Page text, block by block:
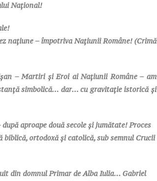
Național!
națiune – împotriva Națiunii Române! (Crimă
– Martiri și Eroi ai Națiunii Române – am
simbolică… dar… cu gravitație istorică și
aproape două secole și jumătate! Proces
ortodoxă și catolică, sub semnul Crucii
din domnul Primar de Alba Iulia… Gabriel